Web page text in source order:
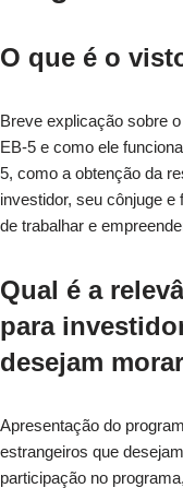
O que é o
Breve explicação sobre
EB-5 e como ele
5, como a obtenção da
investidor, seu cônjuge
de trabalhar e
Qual é a
para
desejam
Apresentação do
estrangeiros que
participação no